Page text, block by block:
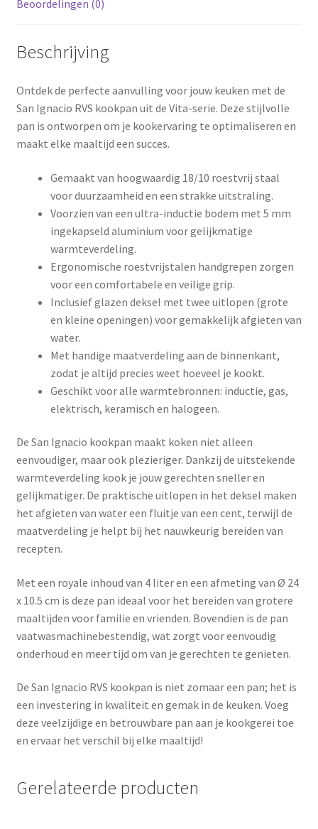
Beoordelingen (0)
Beschrijving
Ontdek de perfecte aanvulling voor jouw keuken met de
San Ignacio RVS kookpan uit de Vita-serie. Deze stijlvolle
pan is ontworpen om je kookervaring te optimaliseren en
maakt elke maaltijd een succes.
Gemaakt van hoogwaardig 18/10 roestvrij staal
voor duurzaamheid en een strakke uitstraling.
Voorzien van een ultra-inductie bodem met 5 mm
ingekapseld aluminium voor gelijkmatige
warmteverdeling.
Ergonomische roestvrijstalen handgrepen zorgen
voor een comfortabele en veilige grip.
Inclusief glazen deksel met twee uitlopen (grote
en kleine openingen) voor gemakkelijk afgieten van
water.
Met handige maatverdeling aan de binnenkant,
zodat je altijd precies weet hoeveel je kookt.
Geschikt voor alle warmtebronnen: inductie, gas,
elektrisch, keramisch en halogeen.
De San Ignacio kookpan maakt koken niet alleen
eenvoudiger, maar ook plezieriger. Dankzij de uitstekende
warmteverdeling kook je jouw gerechten sneller en
gelijkmatiger. De praktische uitlopen in het deksel maken
het afgieten van water een fluitje van een cent, terwijl de
maatverdeling je helpt bij het nauwkeurig bereiden van
recepten.
Met een royale inhoud van 4 liter en een afmeting van Ø 24
x 10.5 cm is deze pan ideaal voor het bereiden van grotere
maaltijden voor familie en vrienden. Bovendien is de pan
vaatwasmachinebestendig, wat zorgt voor eenvoudig
onderhoud en meer tijd om van je gerechten te genieten.
De San Ignacio RVS kookpan is niet zomaar een pan; het is
een investering in kwaliteit en gemak in de keuken. Voeg
deze veelzijdige en betrouwbare pan aan je kookgerei toe
en ervaar het verschil bij elke maaltijd!
Gerelateerde producten